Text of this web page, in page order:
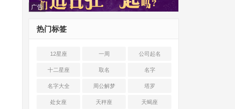
广告
热门标签
12星座 一周 公司起名
十二星座 取名 名字
名字大全 周公解梦 塔罗
处女座 天秤座 天蝎座